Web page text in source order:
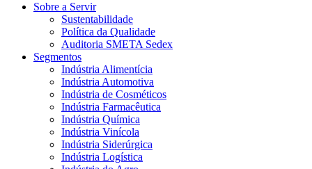
Sobre a Servir
Sustentabilidade
Política da Qualidade
Auditoria SMETA Sedex
Segmentos
Indústria Alimentícia
Indústria Automotiva
Indústria de Cosméticos
Indústria Farmacêutica
Indústria Química
Indústria Vinícola
Indústria Siderúrgica
Indústria Logística